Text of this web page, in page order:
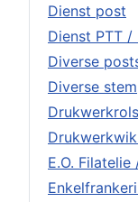
Dienst post
Dienst PTT /
Diverse
Diverse
E.O.